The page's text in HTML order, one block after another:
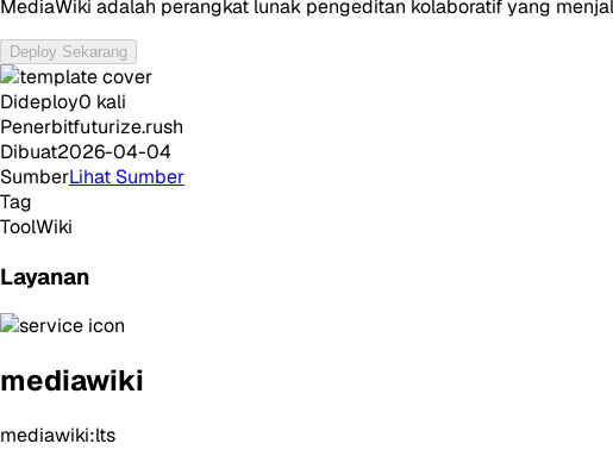
MediaWiki adalah perangkat lunak pengeditan kolaboratif yang
Deploy Sekarang
Dideploy0 kali
Penerbitfuturize.rush
Dibuat2026-04-04
SumberLihat Sumber
Tag
ToolWiki
Layanan
mediawiki
mediawiki:lts